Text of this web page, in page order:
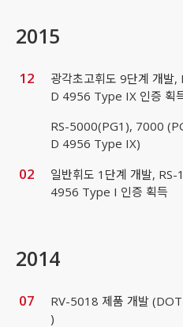
2015
12
광각초고휘도 9단계 개발
D 4956 Type IX 인증 획
RS-5000(PG1), 7000
D 4956 Type IX)
02
일반휘도 1단계 개발,
4956 Type I 인증 획득
2014
07
RV-5018 제품 개발
)